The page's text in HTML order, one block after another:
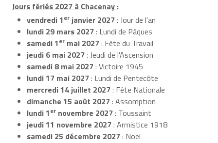
Jours fériés 2027 à Chacenay :
vendredi 1er janvier 2027: Jour de l'an
lundi 29 mars 2027: Lundi de Pâques
samedi 1er mai 2027: Fête du Travail
jeudi 6 mai 2027: Jeudi de l'Ascension
samedi 8 mai 2027: Victoire 1945
lundi 17 mai 2027: Lundi de Pentecôte
mercredi 14 juillet 2027: Fête Nationale
dimanche 15 août 2027: Assomption
lundi 1er novembre 2027: Toussaint
jeudi 11 novembre 2027: Armistice 1918
samedi 25 décembre 2027: Noël